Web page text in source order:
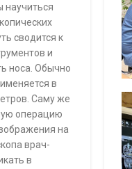
научиться
сводится к
и
носа. Обычно
в
Саму же
операцию
на
врач-
в